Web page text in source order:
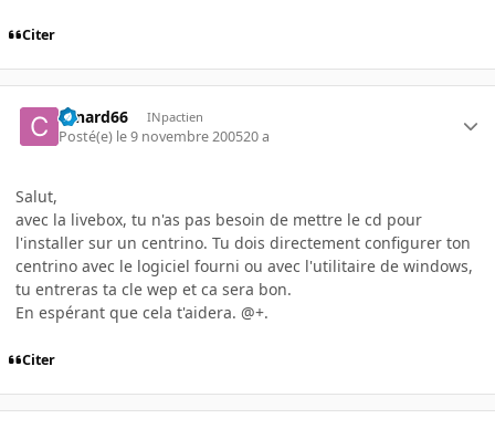
Citer
canard66 INpactien
Posté(e) le 9 novembre 200520 a
Salut,
avec la livebox, tu n'as pas besoin de mettre le cd pour
l'installer sur un centrino. Tu dois directement configurer ton
centrino avec le logiciel fourni ou avec l'utilitaire de windows,
tu entreras ta cle wep et ca sera bon.
En espérant que cela t'aidera. @+.
Citer